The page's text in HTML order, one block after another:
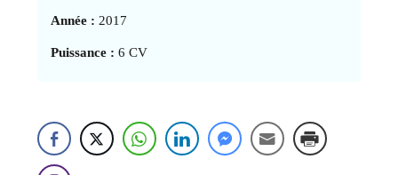
Année : 2017
Puissance : 6 CV